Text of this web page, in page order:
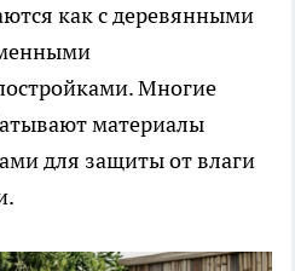
как с деревянными
Многие
материалы
для защиты от влаги